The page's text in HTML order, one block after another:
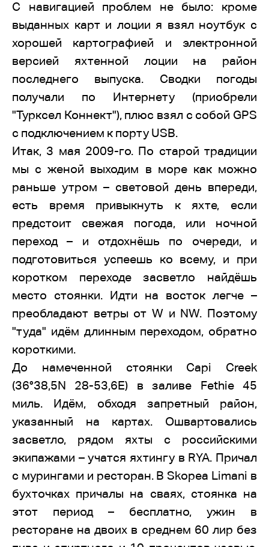
С навигацией проблем не было: кроме
выданных карт и лоции я взял ноутбук с
хорошей картографией и электронной
версией яхтенной лоции на район
последнего выпуска. Сводки погоды
получали по Интернету (приобрели
"Турксел Коннект"), плюс взял с собой GPS
с подключением к порту USB.
Итак, 3 мая 2009-го. По старой традиции
мы с женой выходим в море как можно
раньше утром – световой день впереди,
есть время привыкнуть к яхте, если
предстоит свежая погода, или ночной
переход – и отдохнёшь по очереди, и
подготовиться успеешь ко всему, и при
коротком переходе засветло найдёшь
место стоянки. Идти на восток легче –
преобладают ветры от W и NW. Поэтому
"туда" идём длинным переходом, обратно
короткими.
До намеченной стоянки Capi Creek
(36°38,5N 28-53,6E) в заливе Fethie 45
миль. Идём, обходя запретный район,
указанный на картах. Ошвартовались
засветло, рядом яхты с российскими
экипажами – учатся яхтингу в RYA. Причал
с мурингами и ресторан. В Skopea Limani в
бухточках причалы на сваях, стоянка на
этот период – бесплатно, ужин в
ресторане на двоих в среднем 60 лир без